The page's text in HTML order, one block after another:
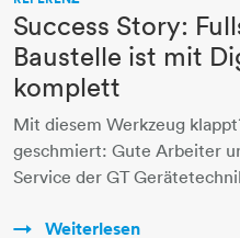
Success Story:
Baustelle ist mit
komplett
Mit diesem Werkzeug
geschmiert: Gute Arbeiter
Service der GT
Weiterlesen